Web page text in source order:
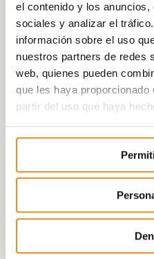
el contenido y los
sociales y analizar el
información sobre el uso
nuestros partners de redes
web, quienes pueden
que les haya proporcionado
partir del uso que haya
para acceso a la
solución.”
En este escenario
con edades entre 18
quedado expulsados
pueden ni comprar ni
Toribio,directora de
Públicos de
consecuencia de
ocurriendo,
mercado de los
menos para
está provocando
los españoles en el
pero sobre todo